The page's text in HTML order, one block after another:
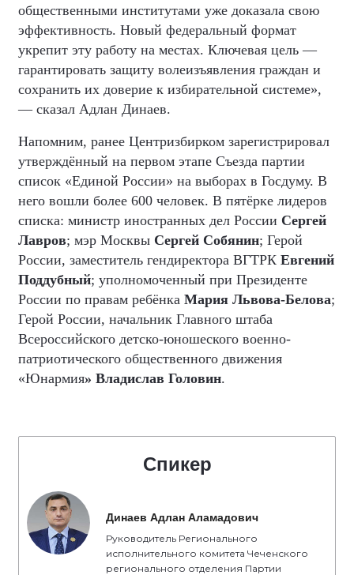
общественными институтами уже доказала свою
эффективность. Новый федеральный формат
укрепит эту работу на местах. Ключевая цель —
гарантировать защиту волеизъявления граждан и
сохранить их доверие к избирательной системе»,
— сказал Адлан Динаев.
Напомним, ранее Центризбирком зарегистрировал
утверждённый на первом этапе Съезда партии
список «Единой России» на выборах в Госдуму. В
него вошли более 600 человек. В пятёрке лидеров
списка: министр иностранных дел России Сергей
Лавров; мэр Москвы Сергей Собянин; Герой
России, заместитель гендиректора ВГТРК Евгений
Поддубный; уполномоченный при Президенте
России по правам ребёнка Мария Львова-Белова;
Герой России, начальник Главного штаба
Всероссийского детско-юношеского военно-
патриотического общественного движения
«Юнармия» Владислав Головин.
Спикер
Динаев Адлан Аламадович
Руководитель Регионального
исполнительного комитета Чеченского
регионального отделения Партии